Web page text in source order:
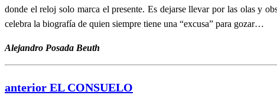
donde el reloj solo marca el presente. Es dejarse llevar por las olas y
celebra la biografía de quien siempre tiene una “excusa” para gozar…
Alejandro Posada Beuth
anterior EL CONSUELO